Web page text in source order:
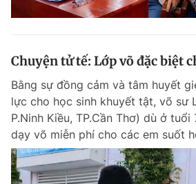
Tổng biên tập: Nguyễn Ngọc Toàn
Tổng thư ký tòa soạn: Đức Trung
Giấy phép xuất bản số 110/GP - BTTTT
© 2003-2026 Bản quyền thuộc về Báo
dưới mọi hình thức nếu không có sự chấp
Phát triển bởi ePi Technologies, JSC.
Chuyện tử tế: Lớp võ đặc biệt
Bằng sự đồng cảm và tâm huyết
lực cho học sinh khuyết tật, võ sư
P.Ninh Kiều, TP.Cần Thơ) dù ở
dạy võ miễn phí cho các em suốt